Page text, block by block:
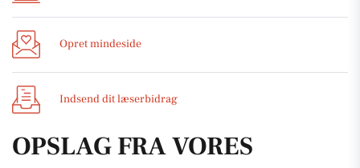
Opret mindeside
Indsend dit læserbidrag
OPSLAG FRA VORES